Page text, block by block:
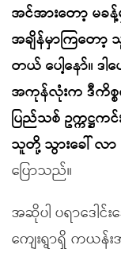
အင်အားတော့ မခန့်
အချိန်မှာကြတေ
တယ် ပေါ့နော်။ ဒ
အကုန်လုံးက ဒီကိစ္စ
ပြည်သစ် ဥက္ကဋ္
သူတို့ သွားခေါ် လာ
ပြောသည်။
အဆိုပါ ပရာဒေါင်
ကျေးရွာရှိ ကယန်း